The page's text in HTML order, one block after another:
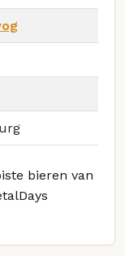
bieren van